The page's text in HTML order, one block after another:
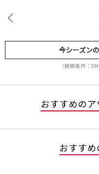
今シーズン
（検索条件：
おすすめの
おすす